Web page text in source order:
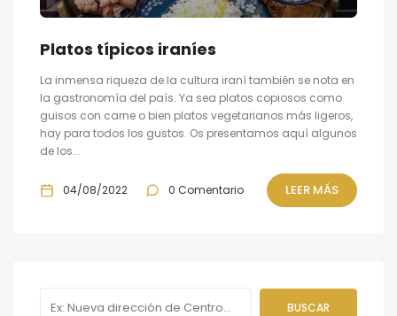
Platos típicos iraníes
La inmensa riqueza de la cultura iraní también se nota en
la gastronomía del país. Ya sea platos copiosos como
guisos con carne o bien platos vegetarianos más ligeros,
hay para todos los gustos. Os presentamos aquí algunos
de los...
04/08/2022 0 Comentario LEER MÁS